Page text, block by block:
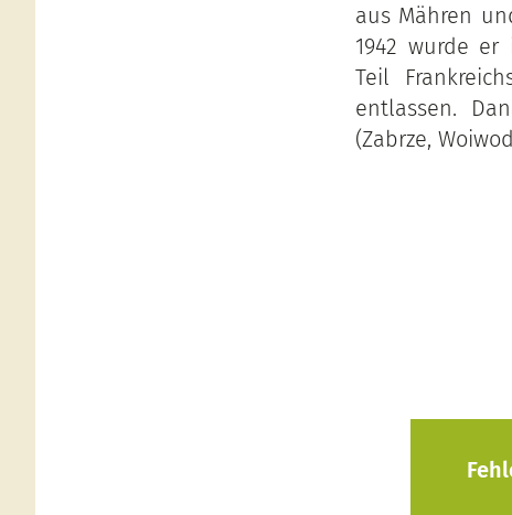
aus Mähren
1942 wurde
Teil
entlassen.
(Zabrze,